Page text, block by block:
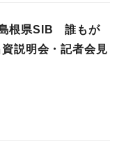
島根県SIB 誰もが
説明会・記者会見